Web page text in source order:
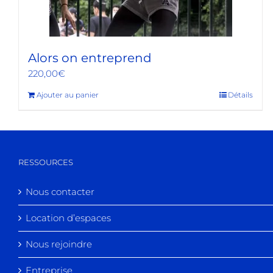
Alors on entreprend
220,00€
Ajouter au panier Détails
RESSOURCES
Nous contacter
Location d’espaces
Nous rejoindre
Entreprise